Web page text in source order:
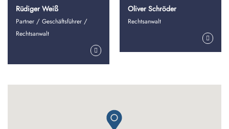
Rüdiger Weiß
Partner / Geschäftsführer /
Rechtsanwalt
Oliver Schröder
Rechtsanwalt